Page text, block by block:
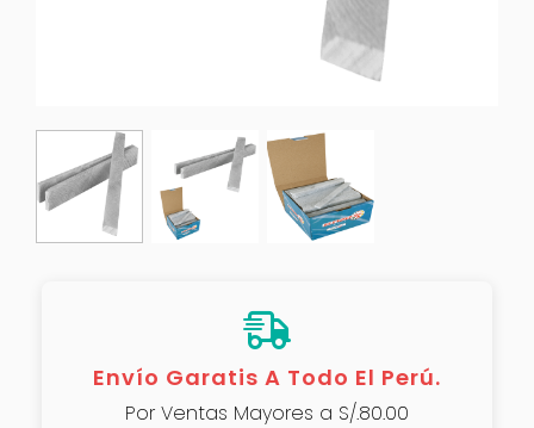
Envío Garatis A Todo El Perú.
Por Ventas Mayores a S/.80.00